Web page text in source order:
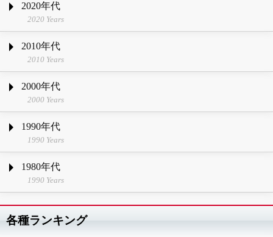
2020年代
2020 Years
2010年代
2010 Years
2000年代
2000 Years
1990年代
1990 Years
1980年代
1990 Years
各種ランキング